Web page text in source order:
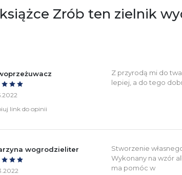
Zrób ten zielnik
link do opinii
Z przyrodą mi do
lepiej, a do tego
wogrodzieliter
Stworzenie
Wykonany na wzór
ma pomóc w